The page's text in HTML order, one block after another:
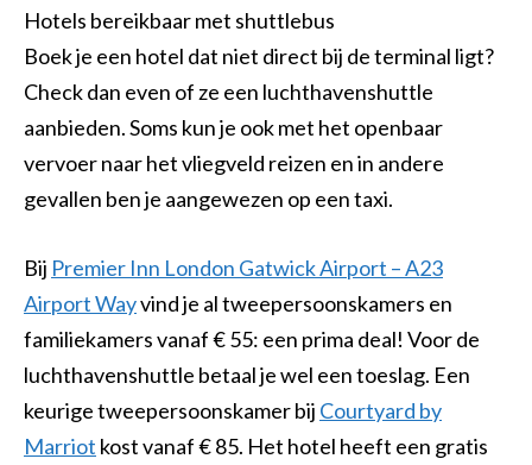
Hotels bereikbaar met shuttlebus
Boek je een hotel dat niet direct bij de terminal ligt?
Check dan even of ze een luchthavenshuttle
aanbieden. Soms kun je ook met het openbaar
vervoer naar het vliegveld reizen en in andere
gevallen ben je aangewezen op een taxi.
Bij Premier Inn London Gatwick Airport – A23
Airport Wayvind je al tweepersoonskamers en
familiekamers vanaf € 55: een prima deal! Voor de
luchthavenshuttle betaal je wel een toeslag. Een
keurige tweepersoonskamer bij Courtyard by
Marriot kost vanaf € 85. Het hotel heeft een gratis